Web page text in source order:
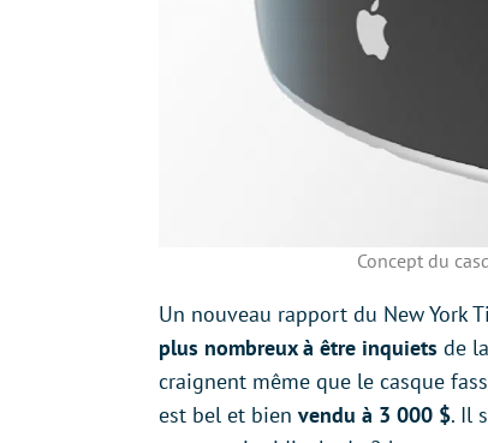
Concept du
Un nouveau rapport du New York
plus nombreux à être inquiets de
craignent même que le casque
est bel et bien vendu à 3 000 $. Il